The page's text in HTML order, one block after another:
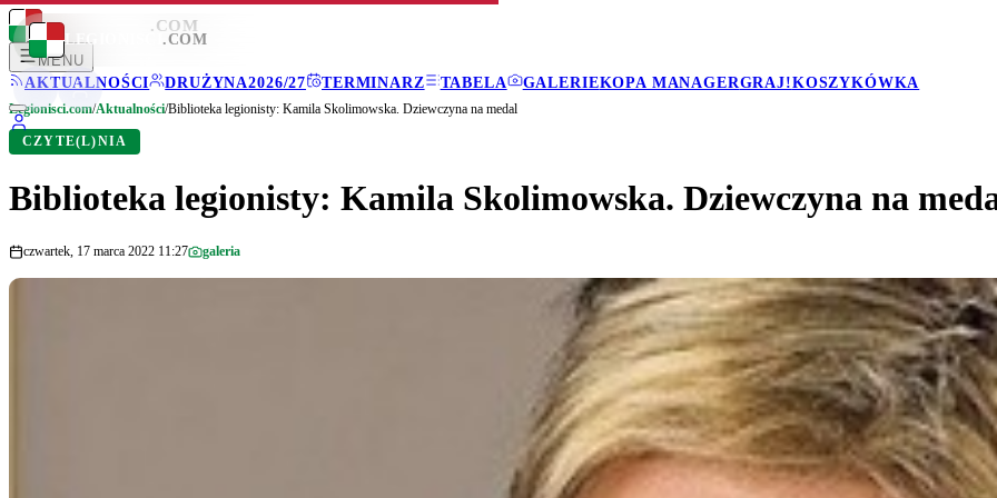
LEGIONISCI .COM
MENU
AKTUALNOŚCI
DRUŻYNA2026/27 TERMINARZ TABELA GALERIEKOPA MANAGERGRAJ!KOSZYKÓWKA
LEGIONISCI .COM
Legionisci.com/Aktualności/Biblioteka legionisty: Kamila Skolimowska. Dziewczyna na medal
CZYTE(L)NIA
Biblioteka legionisty: Kamila Skolimowska. Dziewczyna na
czwartek, 17 marca 2022 11:27 galeria